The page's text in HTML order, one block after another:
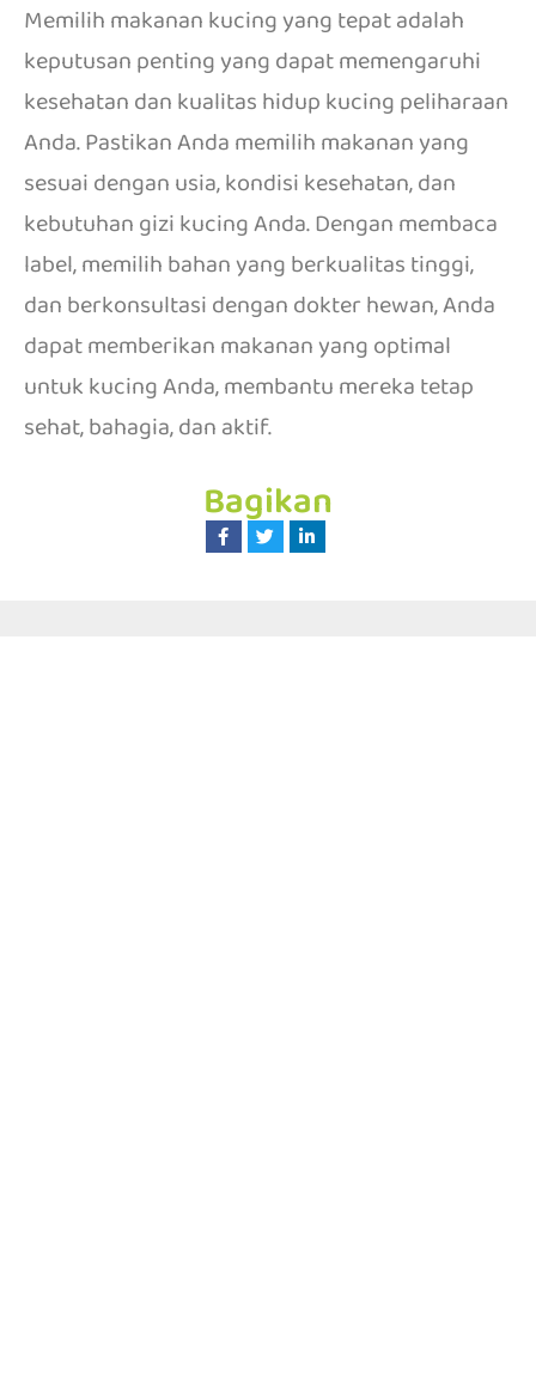
Memilih makanan kucing yang tepat adalah
keputusan penting yang dapat memengaruhi
kesehatan dan kualitas hidup kucing peliharaan
Anda. Pastikan Anda memilih makanan yang
sesuai dengan usia, kondisi kesehatan, dan
kebutuhan gizi kucing Anda. Dengan membaca
label, memilih bahan yang berkualitas tinggi,
dan berkonsultasi dengan dokter hewan, Anda
dapat memberikan makanan yang optimal
untuk kucing Anda, membantu mereka tetap
sehat, bahagia, dan aktif.
Bagikan